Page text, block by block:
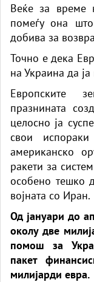
Веќе за време
помеѓу она
добива за
Точно е дека
на Украина да
Европските
празнината
целосно ја
свои
американско
ракети за
особено тешко
војната со Иран.
Од јануари до
околу две
помош за
пакет
милијарди евра.